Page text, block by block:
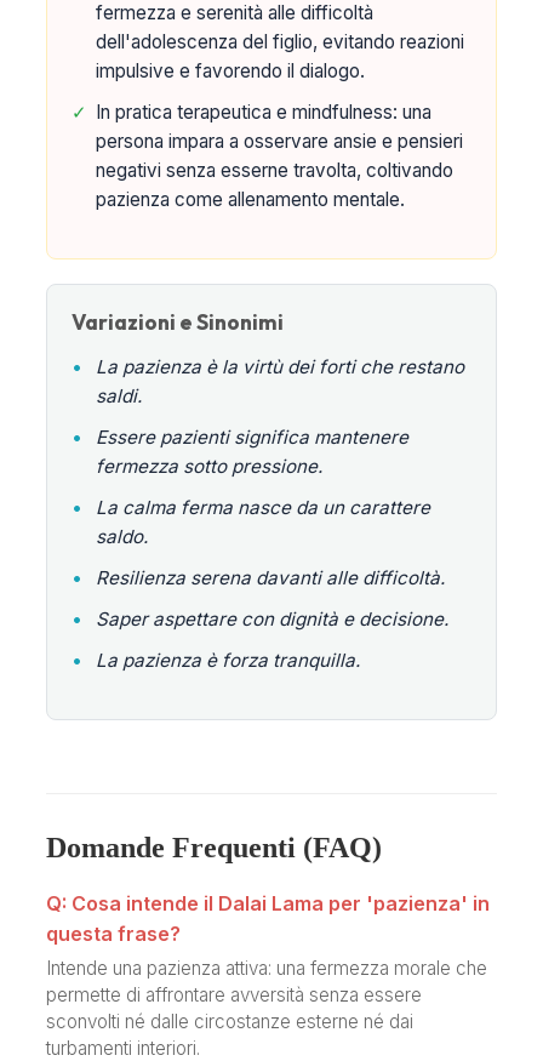
fermezza e serenità alle difficoltà
dell'adolescenza del figlio, evitando reazioni
impulsive e favorendo il dialogo.
✓ In pratica terapeutica e mindfulness: una
persona impara a osservare ansie e pensieri
negativi senza esserne travolta, coltivando
pazienza come allenamento mentale.
Variazioni e Sinonimi
•
La pazienza è la virtù dei forti che restano
saldi.
•
Essere pazienti significa mantenere
fermezza sotto pressione.
•
La calma ferma nasce da un carattere
saldo.
•
Resilienza serena davanti alle difficoltà.
•
Saper aspettare con dignità e decisione.
•
La pazienza è forza tranquilla.
Domande Frequenti (FAQ)
Q: Cosa intende il Dalai Lama per 'pazienza' in
questa frase?
Intende una pazienza attiva: una fermezza morale che
permette di affrontare avversità senza essere
sconvolti né dalle circostanze esterne né dai
turbamenti interiori.